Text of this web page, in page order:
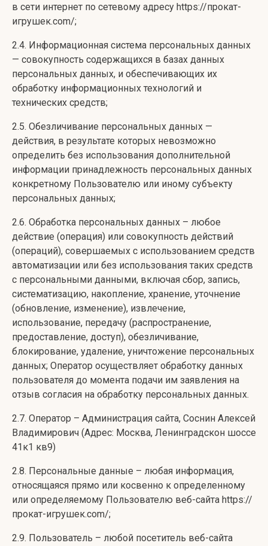
в сети интернет по сетевому адресу https://прокат-
игрушек.com/;
2.4. Информационная система персональных данных
— совокупность содержащихся в базах данных
персональных данных, и обеспечивающих их
обработку информационных технологий и
технических средств;
2.5. Обезличивание персональных данных —
действия, в результате которых невозможно
определить без использования дополнительной
информации принадлежность персональных данных
конкретному Пользователю или иному субъекту
персональных данных;
2.6. Обработка персональных данных – любое
действие (операция) или совокупность действий
(операций), совершаемых с использованием средств
автоматизации или без использования таких средств
с персональными данными, включая сбор, запись,
систематизацию, накопление, хранение, уточнение
(обновление, изменение), извлечение,
использование, передачу (распространение,
предоставление, доступ), обезличивание,
блокирование, удаление, уничтожение персональных
данных; Оператор осуществляет обработку данных
пользователя до момента подачи им заявления на
отзыв согласия на обработку персональных данных.
2.7. Оператор – Администрация сайта, Соснин Алексей
Владимирович (Адрес: Москва, Ленинградскон шоссе
41к1 кв9)
2.8. Персональные данные – любая информация,
относящаяся прямо или косвенно к определенному
или определяемому Пользователю веб-сайта https://
прокат-игрушек.com/;
2.9. Пользователь – любой посетитель веб-сайта